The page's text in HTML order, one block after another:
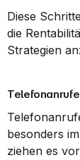
Diese
die
Strategien
besonders
ziehen es